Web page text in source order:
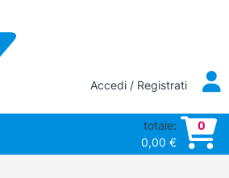
Accedi / Registrati
totale:
0,00 €
0